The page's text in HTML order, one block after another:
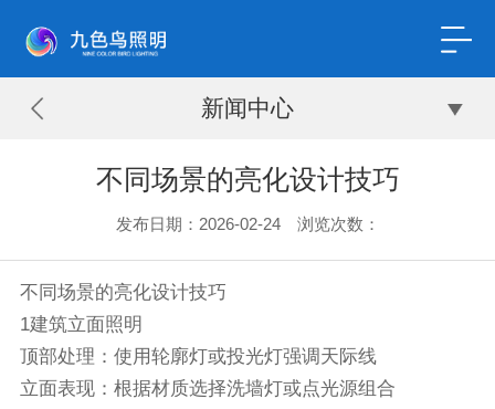
新闻中心
不同场景的亮化设计技巧
发布日期：2026-02-24 浏览次数：
不同场景的亮化设计技巧
1建筑立面照明
顶部处理：使用轮廓灯或投光灯强调天际线
立面表现：根据材质选择洗墙灯或点光源组合